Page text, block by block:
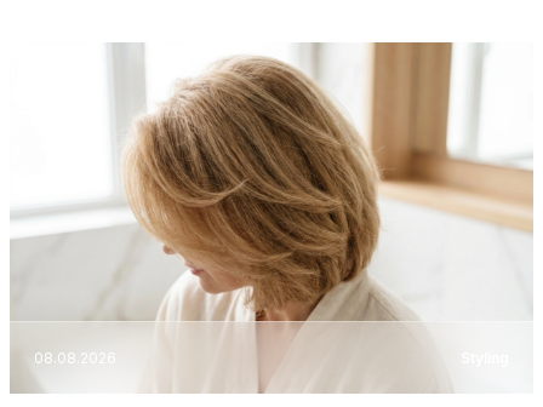
08.08.2026